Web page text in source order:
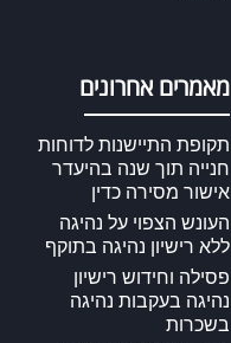
מאמרים אחרונים
תקופת התיישנות לדוחות
חנייה תוך שנה בהיעדר
אישור מסירה כדין
העונש הצפוי על נהיגה
ללא רישיון נהיגה בתוקף
פסילה וחידוש רישיון
נהיגה בעקבות נהיגה
בשכרות